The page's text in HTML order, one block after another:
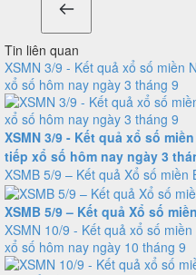
Tin liên quan
XSMN 3/9 - Kết quả xổ số miền
xổ số hôm nay ngày 3 tháng 9
XSMN 3/9 - Kết quả xổ số
tiếp xổ số hôm nay ngày 3
XSMB 5/9 – Kết quả Xổ số miền
XSMB 5/9 – Kết quả Xổ số
XSMN 10/9 - Kết quả xổ số
xổ số hôm nay ngày 10 tháng 9